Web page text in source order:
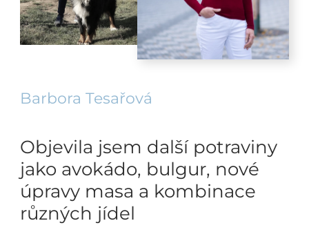
Barbora Tesařová
Objevila jsem další potraviny
jako avokádo, bulgur, nové
úpravy masa a kombinace
různých jídel